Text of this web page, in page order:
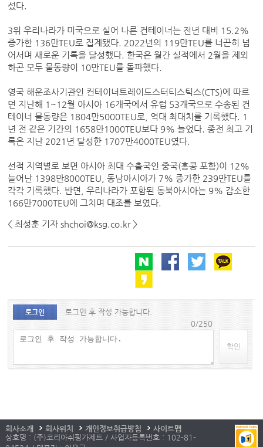
섰다.
3위 우리나라가 미국으로 실어 나른 컨테이너는 전년 대비 15.2%
증가한 136만TEU로 집계됐다. 2022년의 119만TEU를 너끈히 넘
어서며 새로운 기록을 달성했다. 한국은 월간 실적에서 2월을 제외
하곤 모두 물동량이 10만TEU를 돌파했다.
영국 해운조사기관인 컨테이너트레이드스터티스틱스(CTS)에 따르
면 지난해 1~12월 아시아 16개국에서 유럽 53개국으로 수송된 컨
테이너 물동량은 1804만5000TEU로, 역대 최대치를 기록했다. 1
년 전 같은 기간의 1658만1000TEU보다 9% 늘었다. 종전 최고 기
록은 지난 2021년 달성한 1707만4000TEU였다.
선적 지역별로 보면 아시아 최대 수출국인 중국(홍콩 포함)이 12%
늘어난 1398만8000TEU, 동남아시아가 7% 증가한 239만TEU를
각각 기록했다. 반면, 우리나라가 포함된 동북아시아는 9% 감소한
166만7000TEU에 그치며 대조를 보였다.
< 최성훈 기자 shchoi@ksg.co.kr >
로그인
로그인 후 작성 가능합니다.
0/250
확인
회사소개 회사위치 개인정보취급방침
사이트맵
상호명 : (주)코리아쉬핑가제트 / 사업자등록번호 : 102-81-